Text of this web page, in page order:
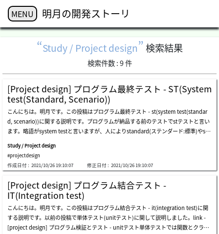
MENU 明月の開発ストーリ
Study / Project design 検索結果
検索件数 :9件
[Project design] プログラム最終テスト - ST(System
test(Standard, Scenario))
こんにちは。明月です。この投稿はプログラム最終テスト - st(system test(standar
d, scenario))に関する説明です。プログラムが納品する前のテストでstテストと言い
ます。略語がsystem testと言いますが、人によりstandard(ステンダード:標準)やsce
ストの流れは似ています。以前にテスト範囲に関して説明したことがあります。上の
流れでテストが実施しますが、最終テストは基本設計に対するテストです。つまり、
以前の単体テスト(ut)や結合テスト(it)にはプログラムに関するバグや操作に関する
テストがメイン項目だと、stにはプログラムの仕様によるテストがメインです。つま
り、プログラム的なバグではなく、論理的なバグに関するテストです。例えば、特定
要請ページで生成だれたデータを特定な流れにより計算して最終的なデータが表示さ
れることが正確かというテストです。以前のテストまではプログラムツールやライブ
ラリを通って自動化テストをできることならstはすべてのテストケースは人が実施し
て値が正確かを確認しなければならないです。テストの方法に関してはプログラムの
Study / Project design
#projectdesign
作成日付 : 2021/10/26 19:10:07 修正日付 : 2021/10/26 19:10:07
[Project design] プログラム結合テスト -
IT(Integration test)
こんにちは。明月です。この投稿はプログラム結合テスト - it(integration test)に関
する説明です。以前の投稿で単体テスト(unitテスト)に関して説明しました。link -
[project design] プログラム検証とテスト - unitテスト単体テストでは関数とクラス